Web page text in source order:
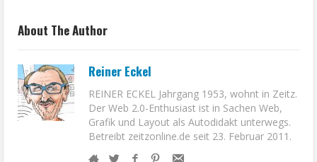
About The Author
Reiner Eckel
REINER ECKEL Jahrgang 1953, wohnt in Zeitz.
Der Web 2.0-Enthusiast ist in Sachen Web,
Grafik und Layout als Autodidakt unterwegs.
Betreibt zeitzonline.de seit 23. Februar 2011.